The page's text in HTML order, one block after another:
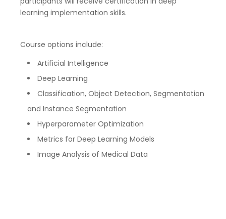
learning implementation skills.
Course options include:
Artificial Intelligence
Deep Learning
Classification, Object Detection, Segmentation
and Instance Segmentation
Hyperparameter Optimization
Metrics for Deep Learning Models
Image Analysis of Medical Data